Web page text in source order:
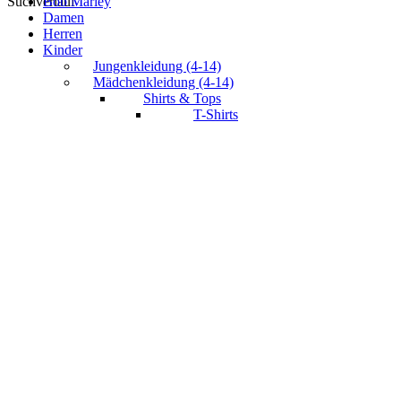
Damen
Herren
Kinder
Jungenkleidung (4-14)
Mädchenkleidung (4-14)
Shirts & Tops
T-Shirts